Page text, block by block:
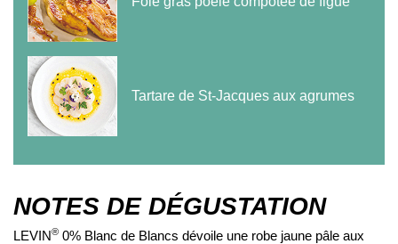
Tartare de St-Jacques aux agrumes
NOTES DE DÉGUSTATION
LEVIN® 0% Blanc de Blancs dévoile une robe jaune pâle aux